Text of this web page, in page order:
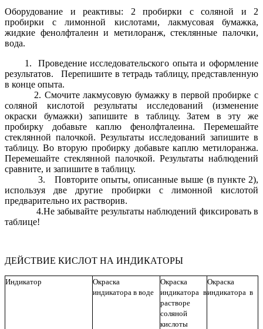
Оборудование и реактивы: 2 пробирки с соляной и 2
пробирки с лимонной кислотами, лакмусовая бумажка,
жидкие фенолфталеин и метилоранж, стеклянные палочки,
вода.
1. Проведение исследовательского опыта и оформление
результатов. Перепишите в тетрадь таблицу, представленную
в конце опыта.
2. Смочите лакмусовую бумажку в первой пробирке с
соляной кислотой результаты исследований (изменение
окраски бумажки) запишите в таблицу. Затем в эту же
пробирку добавьте каплю фенолфталеина. Перемешайте
стеклянной палочкой. Результаты исследований запишите в
таблицу. Во вторую пробирку добавьте каплю метилоранжа.
Перемешайте стеклянной палочкой. Результаты наблюдений
сравните, и запишите в таблицу.
3. Повторите опыты, описанные выше (в пункте 2),
используя две другие пробирки с лимонной кислотой
предварительно их растворив.
4.Не забывайте результаты наблюдений фиксировать в
таблице!
ДЕЙСТВИЕ КИСЛОТ НА ИНДИКАТОРЫ
Индикатор
Окраска
индикатора в воде
Окраска
индикатора в
растворе
соляной
кислоты
Окраска
индикатора в